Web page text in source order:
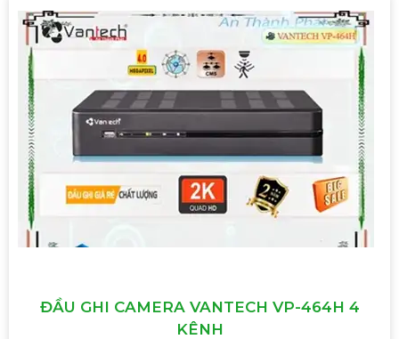
ĐẦU GHI CAMERA VANTECH VP-464H 4
KÊNH